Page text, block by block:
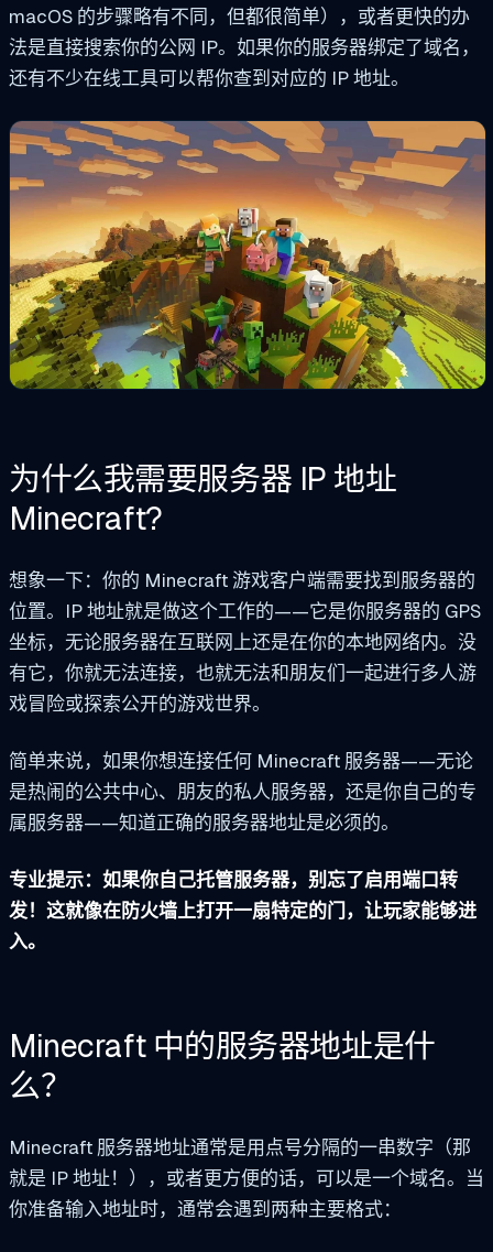
macOS 的步骤略有不同，但都很简单），或者更快的办
法是直接搜索你的公网 IP。如果你的服务器绑定了域名，
还有不少在线工具可以帮你查到对应的 IP 地址。
为什么我需要服务器 IP 地址
Minecraft?
想象一下：你的 Minecraft 游戏客户端需要找到服务器的
位置。IP 地址就是做这个工作的——它是你服务器的 GPS
坐标，无论服务器在互联网上还是在你的本地网络内。没
有它，你就无法连接，也就无法和朋友们一起进行多人游
戏冒险或探索公开的游戏世界。
简单来说，如果你想连接任何 Minecraft 服务器——无论
是热闹的公共中心、朋友的私人服务器，还是你自己的专
属服务器——知道正确的服务器地址是必须的。
专业提示：如果你自己托管服务器，别忘了启用端口转
发！这就像在防火墙上打开一扇特定的门，让玩家能够进
入。
Minecraft 中的服务器地址是什
么？
Minecraft 服务器地址通常是用点号分隔的一串数字（那
就是 IP 地址！），或者更方便的话，可以是一个域名。当
你准备输入地址时，通常会遇到两种主要格式：